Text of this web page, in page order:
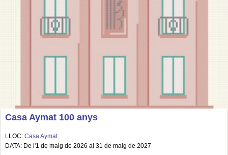
Casa Aymat 100 anys
LLOC: Casa Aymat
DATA: De l'1 de maig de 2026 al 31 de maig de 2027